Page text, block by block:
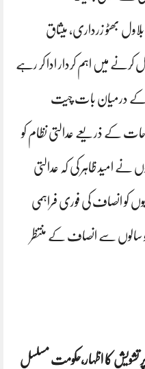
بھٹو زرداری، میثاق
میں اہم کردار ادا کر رہے
کے درمیان بات چیت
کے ذریعے عدالتی نظام کو
نے امید ظاہر کی کہ عدالتی
کو انصاف کی فوری فراہمی
سالوں سے انصاف کے منتظر
تشویش کا اظہار،حکومت مسلسل